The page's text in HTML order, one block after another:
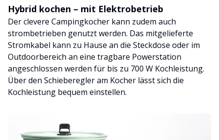
Hybrid kochen – mit Elektrobetrieb
Der clevere Campingkocher kann zudem auch
strombetrieben genutzt werden. Das mitgelieferte
Stromkabel kann zu Hause an die Steckdose oder im
Outdoorbereich an eine tragbare Powerstation
angeschlossen werden für bis zu 700 W Kochleistung.
Über den Schieberegler am Kocher lässt sich die
Kochleistung bequem einstellen.